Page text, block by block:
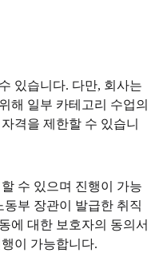
있습니다. 다만, 회사는
해 일부 카테고리 수업의
격을 제한할 수 있습니
수 있으며 진행이 가능
부 장관이 발급한 취직
에 대한 보호자의 동의서
이 가능합니다.